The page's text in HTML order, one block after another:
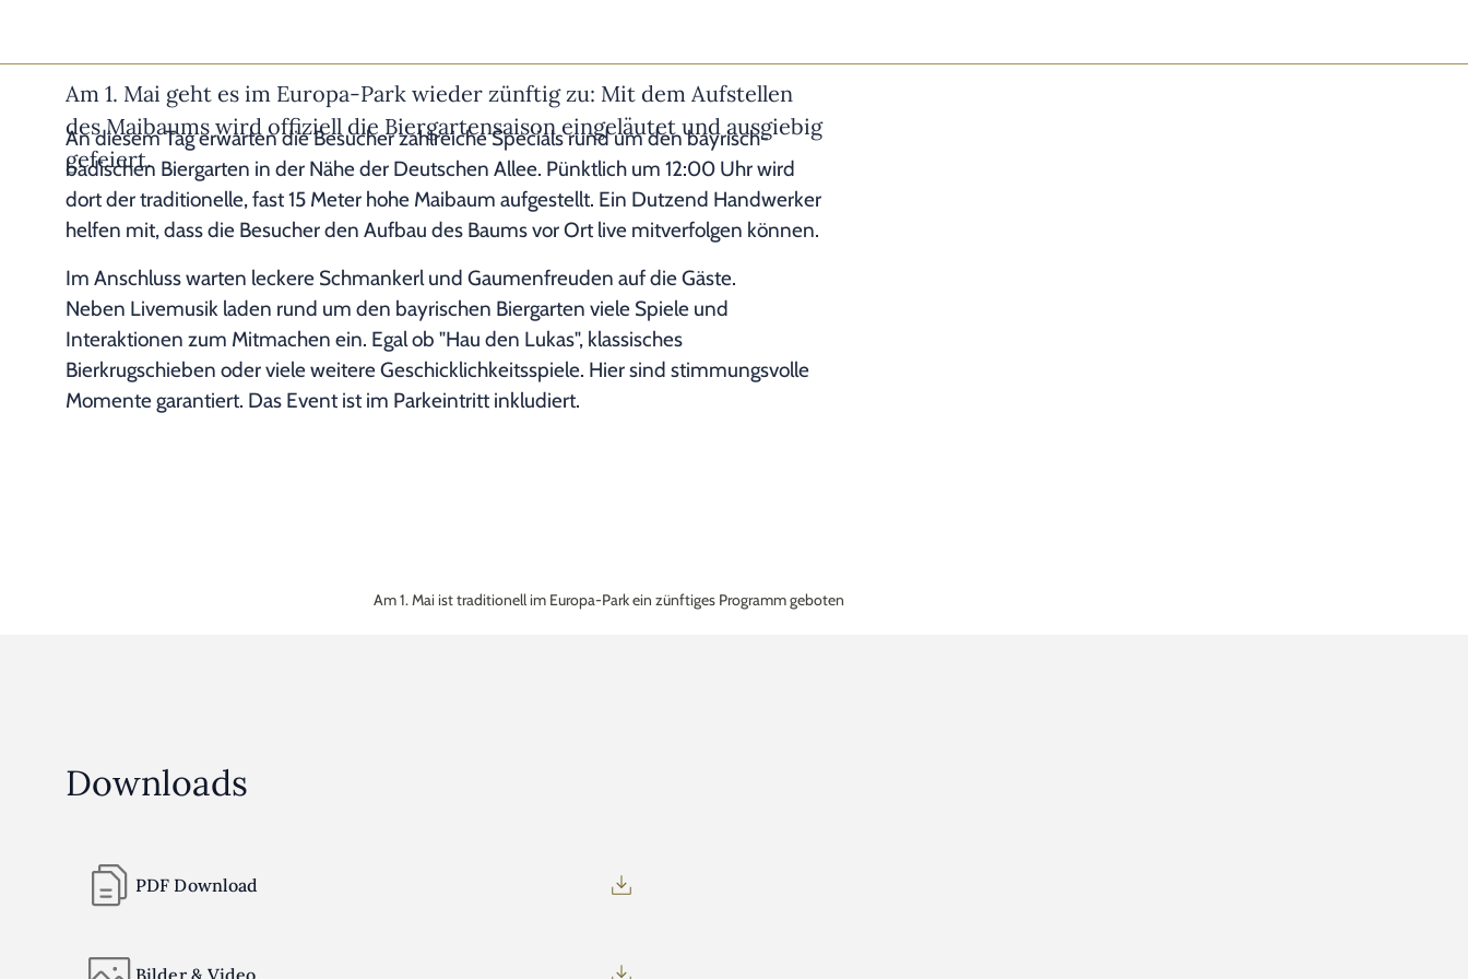
Am 1. Mai geht es im Europa-Park wieder zünftig zu: Mit dem Aufstellen
des Maibaums wird offiziell die Biergartensaison eingeläutet und ausgiebig
gefeiert.
An diesem Tag erwarten die Besucher zahlreiche Specials rund um den bayrisch-
badischen Biergarten in der Nähe der Deutschen Allee. Pünktlich um 12:00 Uhr wird
dort der traditionelle, fast 15 Meter hohe Maibaum aufgestellt. Ein Dutzend Handwerker
helfen mit, dass die Besucher den Aufbau des Baums vor Ort live mitverfolgen können.
Im Anschluss warten leckere Schmankerl und Gaumenfreuden auf die Gäste.
Neben Livemusik laden rund um den bayrischen Biergarten viele Spiele und
Interaktionen zum Mitmachen ein. Egal ob "Hau den Lukas", klassisches
Bierkrugschieben oder viele weitere Geschicklichkeitsspiele. Hier sind stimmungsvolle
Momente garantiert. Das Event ist im Parkeintritt inkludiert.
Am 1. Mai ist traditionell im Europa-Park ein zünftiges Programm geboten
Downloads
PDF Download
Bilder & Video